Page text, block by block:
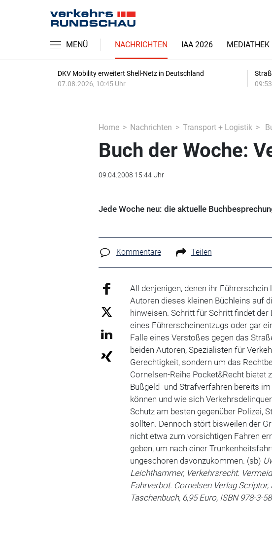
MENÜ NACHRICHTEN IAA 2026 MEDIATHEK
DKV Mobility erweitert Shell-Netz in Deutschland
07.08.2026, 10:45 Uhr
Home Nachrichten Transport + Logistik
Buch der Woche:
09.04.2008 15:44 Uhr
Jede Woche neu: die aktuelle
Kommentare Teilen
All denjenigen, denen ihr
Autoren dieses kleinen Büchleins auf
hinweisen. Schritt für Schritt findet
eines Führerscheinentzugs oder gar
Falle eines Verstoßes gegen das
beiden Autoren, Spezialisten für
Gerechtigkeit, sondern um das
Cornelsen-Reihe Pocket&Recht bietet
Bußgeld- und Strafverfahren bereits
können und wie sich
Schutz am besten gegenüber Polizei,
sollten. Dennoch stört bisweilen der
nicht etwa zum vorsichtigen Fahren
geben, um nach einer
ungeschoren davonzukommen. (sb)
Leichthammer, Verkehrsrecht.
Fahrverbot. Cornelsen Verlag Scriptor,
Taschenbuch, 6,95 Euro, ISBN 978-3-